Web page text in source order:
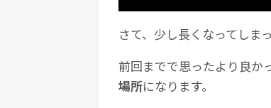
さて、少し長くなってしま
前回までで思ったより良か
場所になります。